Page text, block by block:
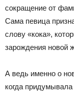
сокращение от
Сама певица
слову «кока»,
зарождения новой
А ведь именно о
когда